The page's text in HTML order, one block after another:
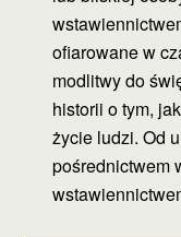
ofiarowane w
modlitwy do
historii o tym,
życie ludzi. Od
pośrednictwem